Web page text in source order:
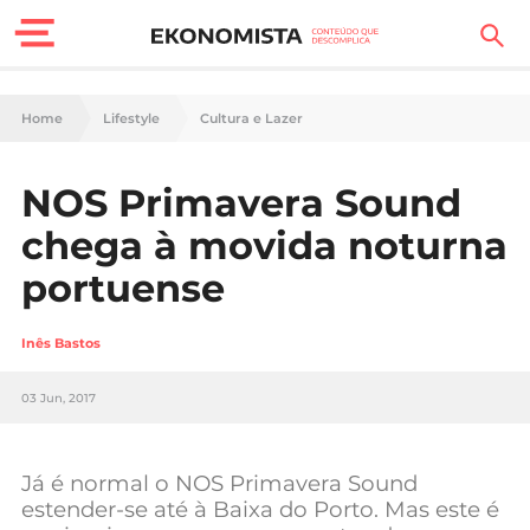
Finanças Pessoais
Carreira
Casa
Lifestyle
Sociedade
Negócios
Home Lifestyle Cultura e Lazer
NOS Primavera Sound
chega à movida noturna
portuense
Inês Bastos
03 Jun, 2017
Já é normal o NOS Primavera Sound
estender-se até à Baixa do Porto. Mas este é